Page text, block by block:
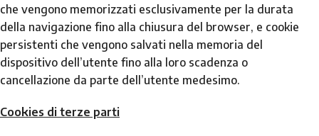
che vengono memorizzati esclusivamente per la durata
della navigazione fino alla chiusura del browser, e cookie
persistenti che vengono salvati nella memoria del
dispositivo dell’utente fino alla loro scadenza o
cancellazione da parte dell’utente medesimo.
Cookies di terze parti